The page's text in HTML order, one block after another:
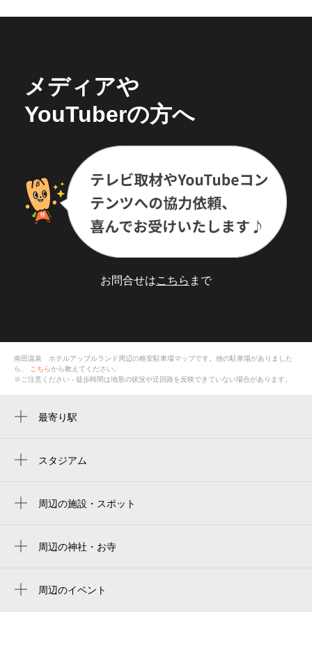
メディアや
YouTuberの方へ
お問合せはこちら まで
南田温泉 ホテルアップルランド 周辺の格安駐車場マップです。他の駐車場がありました
ら、
こちらから教えてください。
※ご注意ください - 徒歩時間は地形の状況や迂回路を反映できていない場合があります。
最寄り駅
スタジアム
周辺の施設・スポット
竹村美容院（平川市）
ねぷた展示館
周辺の神社・お寺
周辺のイベント